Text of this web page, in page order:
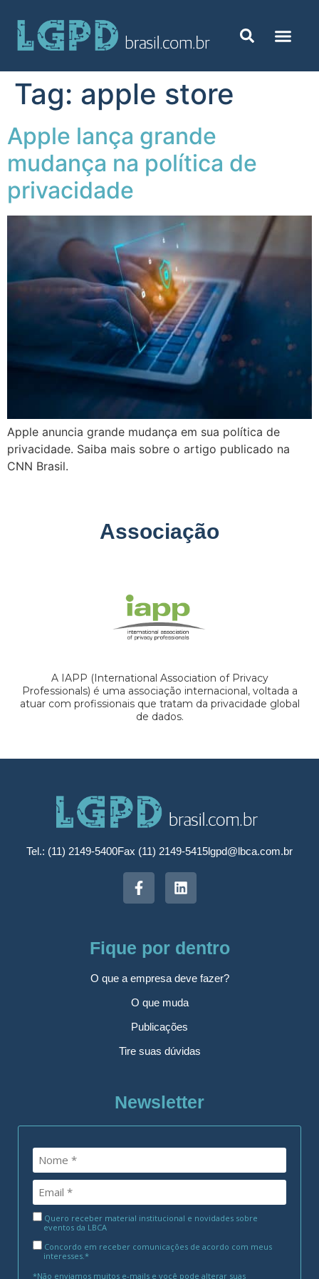
Tag: apple store
Apple lança grande
mudança na política de
privacidade
Apple anuncia grande mudança em sua política de
privacidade. Saiba mais sobre o artigo publicado na
CNN Brasil.
Associação
A IAPP (International Association of Privacy
Professionals) é uma associação internacional, voltada a
atuar com profissionais que tratam da privacidade global
de dados.
Tel.: (11) 2149-5400Fax (11) 2149-5415lgpd@lbca.com.br
Fique por dentro
O que a empresa deve fazer?
O que muda
Publicações
Tire suas dúvidas
Newsletter
Quero receber material institucional e novidades sobre
eventos da LBCA
Concordo em receber comunicações de acordo com meus
interesses.*
*Não enviamos muitos e-mails e você pode alterar suas